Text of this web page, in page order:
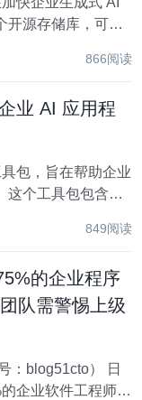
开源存储库，可以
866阅读
业 AI 应用程
包，旨在帮助企业
这个工具包包含了
发者"构建独特的应
849阅读
的企业程序
队需警惕上级
：blog51cto） 日
企业软件工程师使